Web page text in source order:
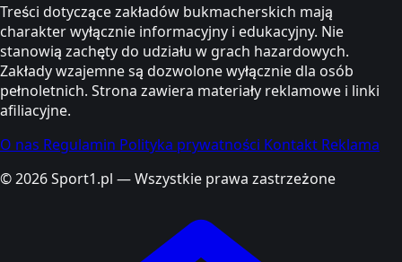
Treści dotyczące zakładów bukmacherskich mają
charakter wyłącznie informacyjny i edukacyjny. Nie
stanowią zachęty do udziału w grach hazardowych.
Zakłady wzajemne są dozwolone wyłącznie dla osób
pełnoletnich. Strona zawiera materiały reklamowe i linki
afiliacyjne.
O nas Regulamin Polityka prywatności Kontakt Reklama
© 2026 Sport1.pl — Wszystkie prawa zastrzeżone